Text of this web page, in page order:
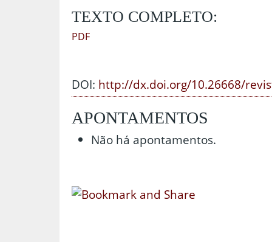
TEXTO COMPLETO:
PDF
DOI: http://dx.doi.org/10.26668/
APONTAMENTOS
Não há apontamentos.